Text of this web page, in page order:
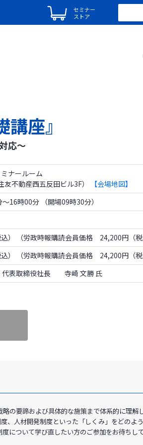
セミナー
ストア
座』
応～
ナールーム
不動産西五反田ビル3F）
【会場地図】
16時00分 （開場09時30分）
）
（労政時報購読会員価格 24,200円（税
）
（労政時報購読会員価格 24,200円（税
表取締役社長 寺崎 文勝 氏
の要諦および具体的な施策まで体系的に理解
、人材開発制度といった「しくみ」をどのよ
について学び直したい方のご参加をお待ちし